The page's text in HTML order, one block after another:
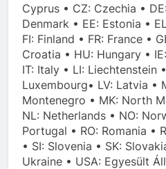
Cyprus • CZ: Czechia •
Denmark • EE: Estonia •
FI: Finland • FR: France •
Croatia • HU: Hungary •
IT: Italy • LI: Liechtenstein
Luxembourg• LV: Latvia •
Montenegro • MK: North
NL: Netherlands • NO:
Portugal • RO: Romania •
• SI: Slovenia • SK:
Ukraine • USA: Egyesült